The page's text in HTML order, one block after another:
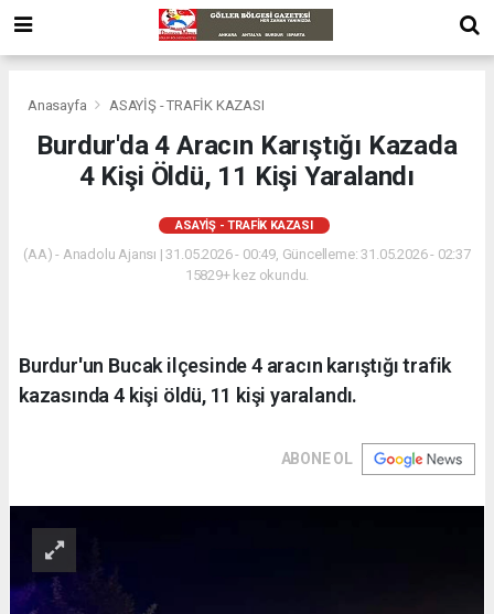
Anasayfa ASAYİŞ - TRAFİK KAZASI
Burdur'da 4 Aracın Karıştığı Kazada
4 Kişi Öldü, 11 Kişi Yaralandı
ASAYİŞ - TRAFİK KAZASI
(AA) - Anadolu Ajansı | 31.05.2026 - 00:49, Güncelleme: 31.05.2026 - 02:37
15829+ kez okundu.
Burdur'un Bucak ilçesinde 4 aracın karıştığı trafik
kazasında 4 kişi öldü, 11 kişi yaralandı.
ABONE OL